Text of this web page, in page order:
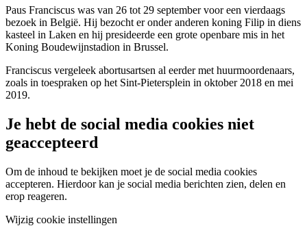
Paus Franciscus was van 26 tot 29 september voor een vierdaags
bezoek in België. Hij bezocht er onder anderen koning Filip in diens
kasteel in Laken en hij presideerde een grote openbare mis in het
Koning Boudewijnstadion in Brussel.
Franciscus vergeleek abortusartsen al eerder met huurmoordenaars,
zoals in toespraken op het Sint-Pietersplein in oktober 2018 en mei
2019.
Je hebt de social media cookies niet
geaccepteerd
Om de inhoud te bekijken moet je de social media cookies
accepteren. Hierdoor kan je social media berichten zien, delen en
erop reageren.
Wijzig cookie instellingen